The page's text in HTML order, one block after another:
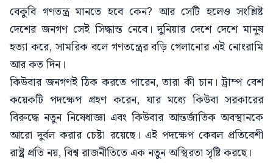
বেকুবি গণতন্ত্র মানতে হবে কেন? আর সেটি হলেও সংশ্লিষ্ট
দেশের জনগণ সেই সিদ্ধান্ত নেবে। দুনিয়ার দেশে দেশে মানুষ
হত্যা করে, সামরিক বলে গণতন্ত্রের বড়ি গেলানোর এই নোংরামি
আর কত দিন।
কিউবার জনগণই ঠিক করতে পারেন, তারা কী চান। ট্রাম্প বেশ
কয়েকটি পদক্ষেপ গ্রহণ করেন, যার মধ্যে কিউবা সরকারের
বিরুদ্ধে নতুন নিষেধাজ্ঞা এবং কিউবার আন্তর্জাতিক অবস্থানকে
আরো দুর্বল করার চেষ্টা রয়েছে। এই পদক্ষেপ কেবল প্রতিবেশী
রাষ্ট্র প্রতি নয়, বিশ্ব রাজনীতিতে এক নতুন অস্থিরতা সৃষ্টি করছে।